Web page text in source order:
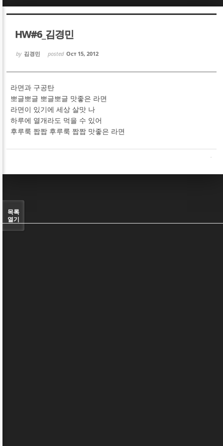
HW#6_김경민
by 김경민 posted Oct 15, 2012
라면과 구공탄
뽀글뽀글 뽀글뽀글 맛좋은 라면
라면이 있기에 세상 살맛 나
하루에 열개라도 먹을 수 있어
후루룩 짭짭 후루룩 짭짭 맛좋은 라면
목록
열기
Sketchbook5, 스케치북5
Sketchbook5, 스케치북5
Sketchbook5, 스케치북5
Sketchbook5, 스케치북5